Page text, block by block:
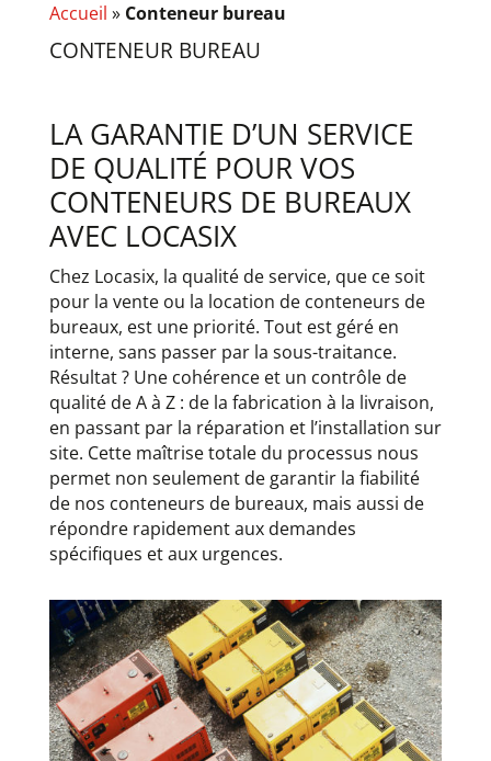
Accueil » Conteneur bureau
CONTENEURBUREAU
LA GARANTIE D’UN SERVICE
DE QUALITÉ POUR VOS
CONTENEURS DE BUREAUX
AVEC LOCASIX
Chez Locasix, la qualité de service, que ce soit
pour la vente ou la location de conteneurs de
bureaux, est une priorité. Tout est géré en
interne, sans passer par la sous-traitance.
Résultat ? Une cohérence et un contrôle de
qualité de A à Z : de la fabrication à la livraison,
en passant par la réparation et l’installation sur
site. Cette maîtrise totale du processus nous
permet non seulement de garantir la fiabilité
de nos conteneurs de bureaux, mais aussi de
répondre rapidement aux demandes
spécifiques et aux urgences.